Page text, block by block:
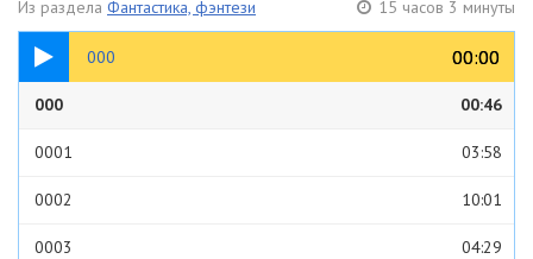
Из раздела Фантастика, фэнтези 15 часов 3 минуты
000 00:00
00:00
00:46
000 00:46
0001 03:58
0002 10:01
0003 04:29